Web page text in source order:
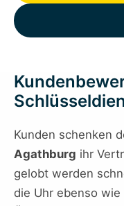
Kunden schenken
Agathburg ihr
gelobt werden
die Uhr ebenso